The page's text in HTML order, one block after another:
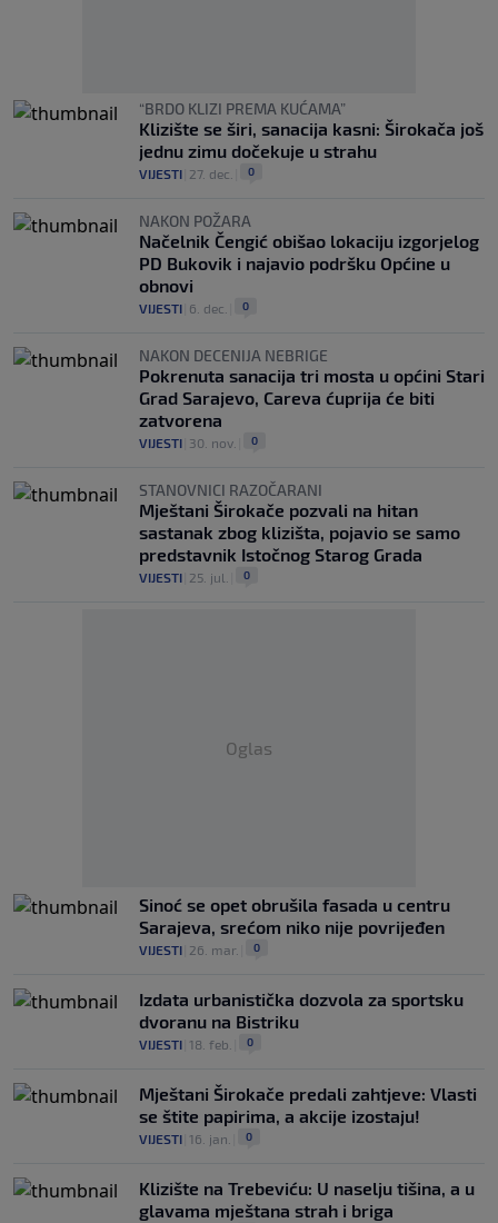
“BRDO KLIZI PREMA KUĆAMA”
Klizište se širi, sanacija kasni: Širokača još
jednu zimu dočekuje u strahu
VIJESTI 27. dec. 0
NAKON POŽARA
Načelnik Čengić obišao lokaciju izgorjelog
PD Bukovik i najavio podršku Općine u
obnovi
VIJESTI 6. dec. 0
NAKON DECENIJA NEBRIGE
Pokrenuta sanacija tri mosta u općini Stari
Grad Sarajevo, Careva ćuprija će biti
zatvorena
VIJESTI 30. nov. 0
STANOVNICI RAZOČARANI
Mještani Širokače pozvali na hitan
sastanak zbog klizišta, pojavio se samo
predstavnik Istočnog Starog Grada
VIJESTI 25. jul. 0
Oglas
Sinoć se opet obrušila fasada u centru
Sarajeva, srećom niko nije povrijeđen
VIJESTI 26. mar. 0
Izdata urbanistička dozvola za sportsku
dvoranu na Bistriku
VIJESTI 18. feb. 0
Mještani Širokače predali zahtjeve: Vlasti
se štite papirima, a akcije izostaju!
VIJESTI 16. jan. 0
Klizište na Trebeviću: U naselju tišina, a u
glavama mještana strah i briga